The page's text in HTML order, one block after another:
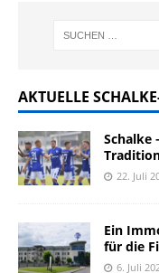
AKTUELLE
Schalke
22. Juli
Ein
für die
6. Juli